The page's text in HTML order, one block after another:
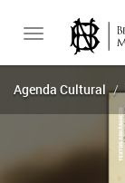
Toggle
Agenda Cultural